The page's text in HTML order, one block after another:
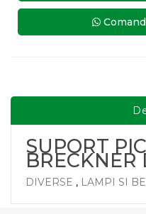
SUPORT
BRECKNER
DIVERSE , LAMPI SI